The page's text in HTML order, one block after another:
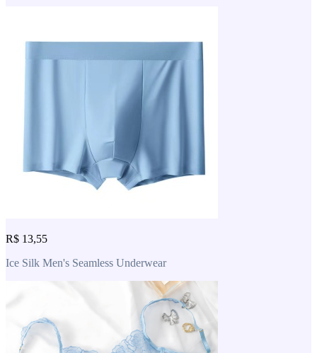
R$ 13,55
Ice Silk Men's Seamless Underwear